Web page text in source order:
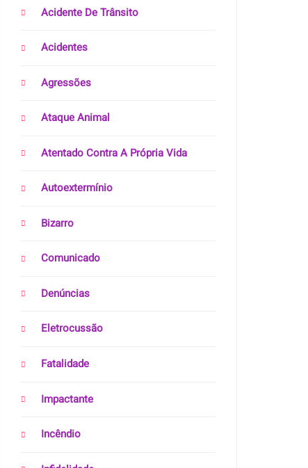
Acidente De Trânsito
Acidentes
Agressões
Ataque Animal
Atentado Contra A Própria Vida
Autoextermínio
Bizarro
Comunicado
Denúncias
Eletrocussão
Fatalidade
Impactante
Incêndio